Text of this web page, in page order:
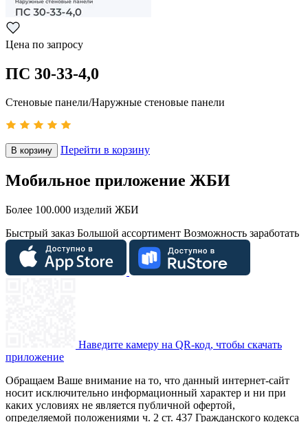
Цена по запросу
ПС 30-33-4,0
Стеновые панели/Наружные стеновые панели
В корзину Перейти в корзину
Мобильное приложение ЖБИ
Более 100.000 изделий ЖБИ
Быстрый заказ Большой ассортимент Возможность заработать
Наведите камеру на QR-код, чтобы скачать
приложение
Обращаем Ваше внимание на то, что данный интернет-сайт
носит исключительно информационный характер и ни при
каких условиях не является публичной офертой,
определяемой положениями ч. 2 ст. 437 Гражданского кодекса